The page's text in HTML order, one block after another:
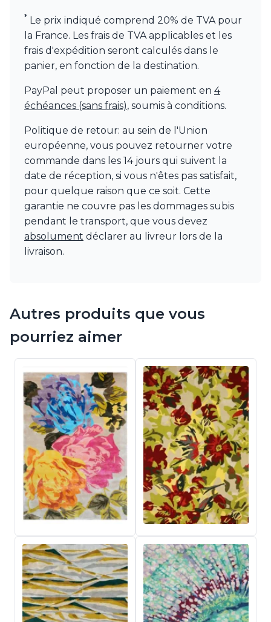
* Le prix indiqué comprend 20% de TVA pour
la France. Les frais de TVA applicables et les
frais d'expédition seront calculés dans le
panier, en fonction de la destination.
PayPal peut proposer un paiement en 4
échéances (sans frais), soumis à conditions.
Politique de retour: au sein de l'Union
européenne, vous pouvez retourner votre
commande dans les 14 jours qui suivent la
date de réception, si vous n'êtes pas satisfait,
pour quelque raison que ce soit. Cette
garantie ne couvre pas les dommages subis
pendant le transport, que vous devez
absolument déclarer au livreur lors de la
livraison.
Autres produits que vous
pourriez aimer